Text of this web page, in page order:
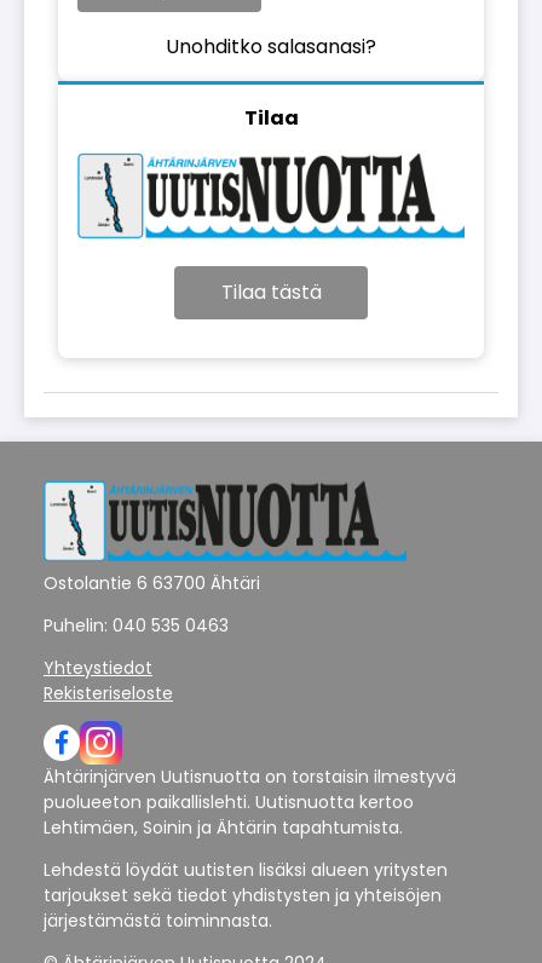
Unohditko salasanasi?
Tilaa
Tilaa tästä
Ostolantie 6 63700 Ähtäri
Puhelin: 040 535 0463
Yhteystiedot
Rekisteriseloste
Ähtärinjärven Uutisnuotta on torstaisin ilmestyvä
puolueeton paikallislehti. Uutisnuotta kertoo
Lehtimäen, Soinin ja Ähtärin tapahtumista.
Lehdestä löydät uutisten lisäksi alueen yritysten
tarjoukset sekä tiedot yhdistysten ja yhteisöjen
järjestämästä toiminnasta.